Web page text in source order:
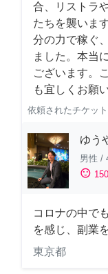
合、リストラ
たちを襲いま
分の力で稼ぐ
ました。本当
ございます。
も宜しくお願
依頼されたチケット
ゆう
男性 /
sentiment_satisfied 150
コロナの中で
を感じ、副業
東京都